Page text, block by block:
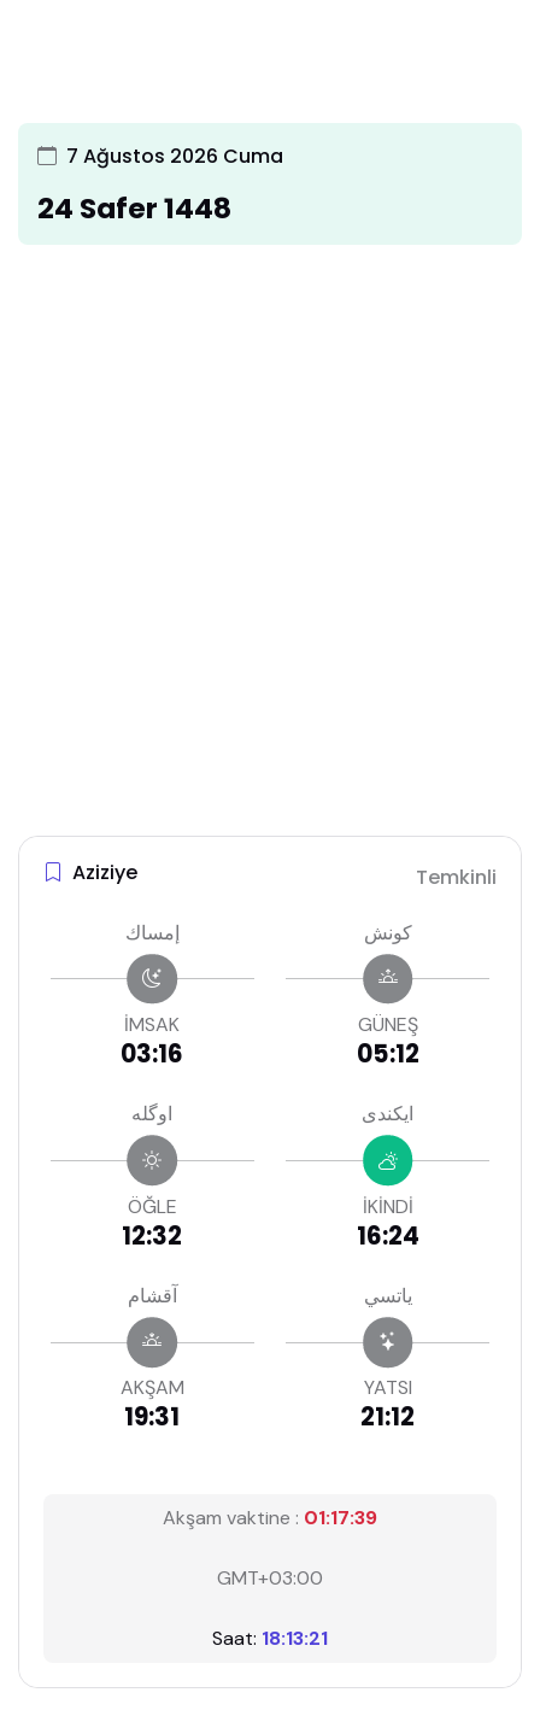
7 Ağustos 2026 Cuma
24 Safer 1448
Aziziye Temkinli
إمساك
İMSAK
03:16
كونش
GÜNEŞ
05:12
اوگله
ÖĞLE
12:32
ايكندى
İKİNDİ
16:24
آقشام
AKŞAM
19:31
ياتسي
YATSI
21:12
Akşam vaktine : 01:17:39
GMT+03:00
Saat: 18:13:21